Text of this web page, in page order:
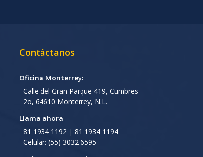
Contáctanos
Oficina Monterrey:
Calle del Gran Parque 419, Cumbres
2o, 64610 Monterrey, N.L.
Llama ahora
81 1934 1192 | 81 1934 1194
Celular: (55) 3032 6595